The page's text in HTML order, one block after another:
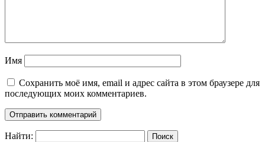
Имя
Сохранить моё имя, email и адрес сайта в этом браузере для
последующих моих комментариев.
Найти: